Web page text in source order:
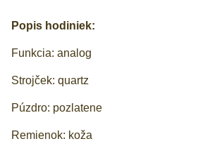
Popis hodiniek:
Funkcia: analog
Strojček: quartz
Púzdro: pozlatene
Remienok: koža